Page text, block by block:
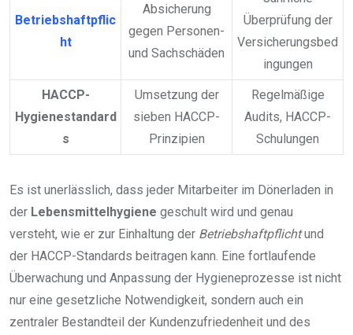
Betriebshaftpflic
ht
Absicherung
gegen Personen-
und Sachschäden
Überprüfung der
Versicherungsbed
ingungen
HACCP-
Hygienestandard
s
Umsetzung der
sieben HACCP-
Prinzipien
Regelmäßige
Audits, HACCP-
Schulungen
Es ist unerlässlich, dass jeder Mitarbeiter im Dönerladen in
der Lebensmittelhygiene geschult wird und genau
versteht, wie er zur Einhaltung der Betriebshaftpflichtund
der HACCP-Standards beitragen kann. Eine fortlaufende
Überwachung und Anpassung der Hygieneprozesse ist nicht
nur eine gesetzliche Notwendigkeit, sondern auch ein
zentraler Bestandteil der Kundenzufriedenheit und des